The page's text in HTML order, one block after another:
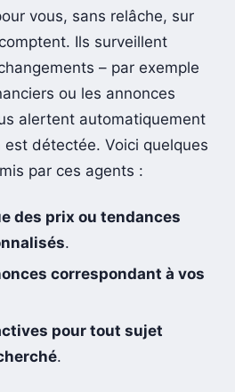
vous, sans relâche, sur
Ils surveillent
– par exemple
ou les annonces
alertent automatiquement
est détectée. Voici quelques
par ces agents :
des prix ou tendances
.
correspondant à vos
pour tout sujet
.